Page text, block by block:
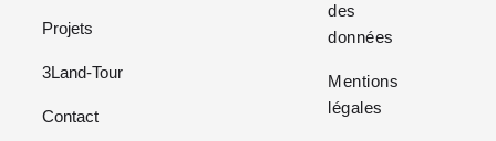
Projets
3Land-Tour
Contact
des
données
Mentions
légales